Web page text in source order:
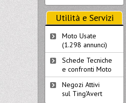
Utilità e Servizi
Moto Usate
(1.298 annunci)
Schede Tecniche
e confronti Moto
Negozi Attivi
sul Ting'Avert